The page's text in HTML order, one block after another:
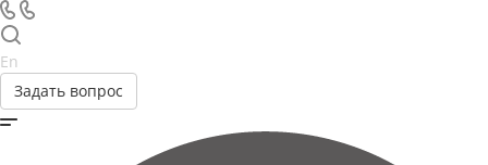
En
Задать вопрос